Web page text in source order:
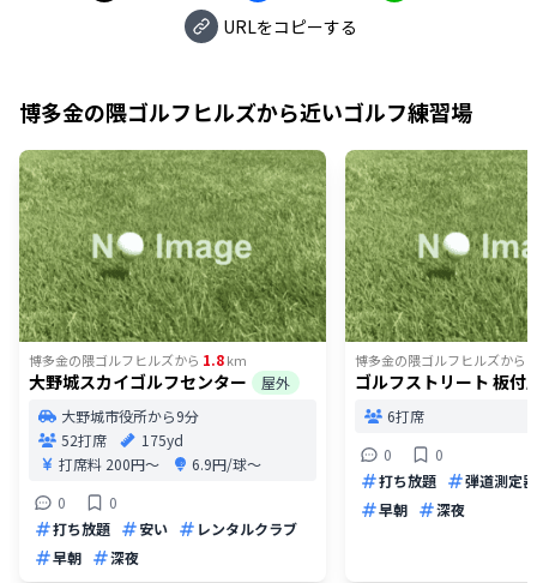
URLをコピーする
博多金の隈ゴルフヒルズから近いゴルフ練習場
博多金の隈ゴルフヒルズから 1.8km
大野城スカイゴルフセンター
屋外
大野城市役所から9分
52打席
175yd
打席料 200円〜
6.9円/球〜
0
0
打ち放題
安い
レンタルクラブ
早朝
深夜
博多金の隈ゴルフヒルズから
ゴルフストリート 板付
6打席
0
0
打ち放題
弾道測定器
早朝
深夜